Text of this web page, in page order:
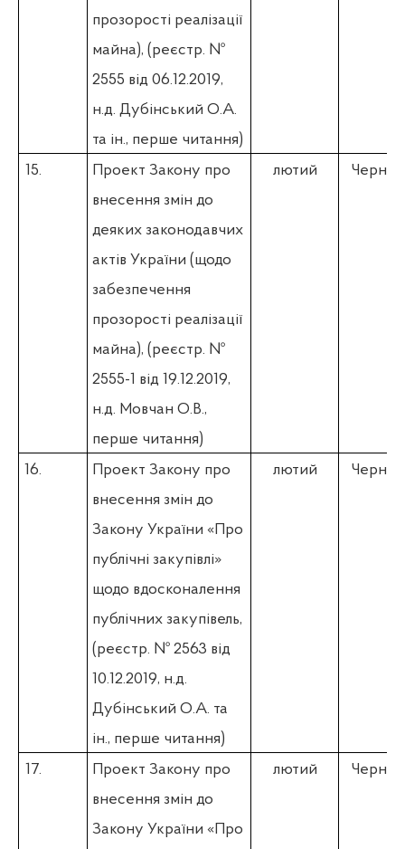
прозорості реалізації
майна), (реєстр. №
2555 від 06.12.2019,
н.д. Дубінський О.А.
та ін., перше читання)
15.
Проект Закону про
внесення змін до
деяких законодавчих
актів України (щодо
забезпечення
прозорості реалізації
майна), (реєстр. №
2555-1 від 19.12.2019,
н.д. Мовчан О.В.,
перше читання)
лютий
16.
Проект Закону про
внесення змін до
Закону України «Про
публічні закупівлі»
щодо вдосконалення
публічних закупівель,
(реєстр. № 2563 від
10.12.2019, н.д.
Дубінський О.А. та
ін., перше читання)
лютий
17.
Проект Закону про
внесення змін до
Закону України «Про
лютий